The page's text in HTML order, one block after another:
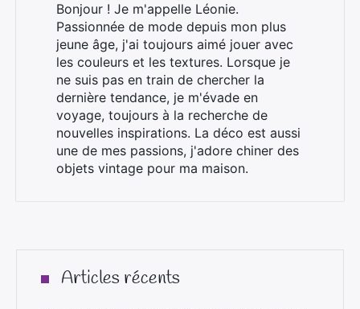
Bonjour ! Je m'appelle Léonie.
Passionnée de mode depuis mon plus
jeune âge, j'ai toujours aimé jouer avec
les couleurs et les textures. Lorsque je
ne suis pas en train de chercher la
dernière tendance, je m'évade en
voyage, toujours à la recherche de
nouvelles inspirations. La déco est aussi
une de mes passions, j'adore chiner des
objets vintage pour ma maison.
Articles récents